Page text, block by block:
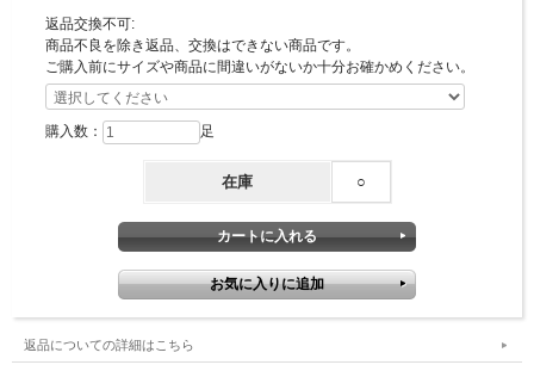
返品交換不可:
商品不良を除き返品、交換はできない商品です。
ご購入前にサイズや商品に間違いがないか十分お確かめください。
購入数： 足
在庫 ○
返品についての詳細はこちら